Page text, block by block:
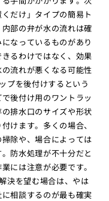
だけ」タイプの簡易ト
部の弁が水の流れは確
なっているものがあり
るわけではなく、効果
流れが悪くなる可能性
プを後付けするという
後付け用のワントラッ
排水口のサイズや形状
けます。多くの場合、
除や、場合によっては
防水処理が不十分だと
には注意が必要です。
決を望む場合は、やは
相談するのが最も確実